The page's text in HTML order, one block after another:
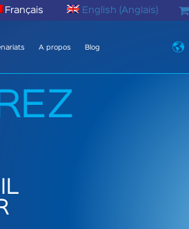
Français English ( Anglais)
A propos Blog